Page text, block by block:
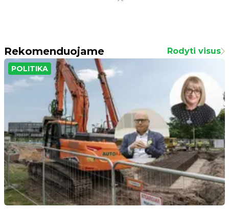
Rekomenduojame Rodyti visus
POLITIKA